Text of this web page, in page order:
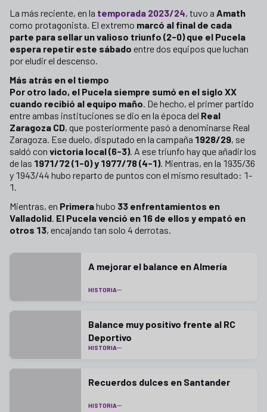
La más reciente, en la temporada 2023/24, tuvo a Amath
como protagonista. El extremo marcó al final de cada
parte para sellar un valioso triunfo (2-0) que el Pucela
espera repetir este sábado entre dos equipos que luchan
por eludir el descenso.
Más atrás en el tiempo
Por otro lado, el Pucela siempre sumó en el siglo XX
cuando recibió al equipo maño. De hecho, el primer partido
entre ambas instituciones se dio en la época del Real
Zaragoza CD, que posteriormente pasó a denominarse Real
Zaragoza. Ese duelo, disputado en la campaña 1928/29, se
saldó con victoria local (6-3). A ese triunfo hay que añadir los
de las 1971/72 (1-0) y 1977/78 (4-1). Mientras, en la 1935/36
y 1943/44 hubo reparto de puntos con el mismo resultado: 1-
1.
Mientras, en Primerahubo 33 enfrentamientos en
Valladolid. El Pucela venció en 16 de ellos y empató en
otros 13, encajando tan solo 4 derrotas.
A mejorar el balance en Almería
HISTORIA
Balance muy positivo frente al RC
Deportivo
HISTORIA
Recuerdos dulces en Santander
HISTORIA